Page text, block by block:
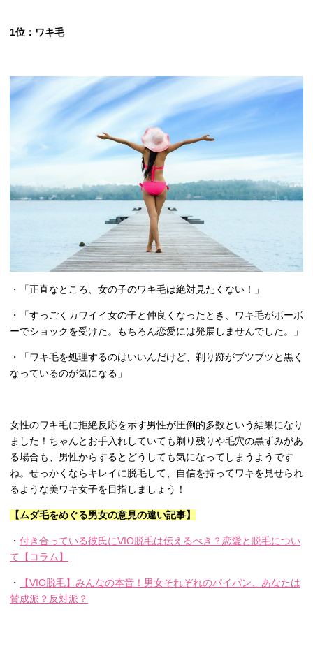
1位：ワキ毛
・「正直なところ、女の子のワキ毛は絶対見たくない！」
・「すっごくカワイイ女の子と仲良くなったとき、ワキ毛がボーボ
ーでショックを受けた。もちろん恋愛には発展しませんでした。」
・「ワキ毛を処理するのはいいんだけど、剃り跡がブツブツと黒く
なっているのが気になる」
女性のワキ毛に拒絶反応を示す男性が圧倒的多数という結果になり
ました！ちゃんとお手入れしていても剃り残りや毛穴の黒ずみがあ
る場合も、男性からするとどうしても気になってしまうようです
ね。せっかくならキレイに脱毛して、自信を持ってワキを見せられ
るような美ワキ女子を目指しましょう！
【ムダ毛をめぐる男女の意見の違い記事】
・ 付き合っている彼氏にVIO脱毛は伝えるべき？恋愛と脱毛につい
て【コラム】
・
【VIO脱毛】みんなの本音！男女それぞれのパイパン、あなたは
賛成派？反対派？